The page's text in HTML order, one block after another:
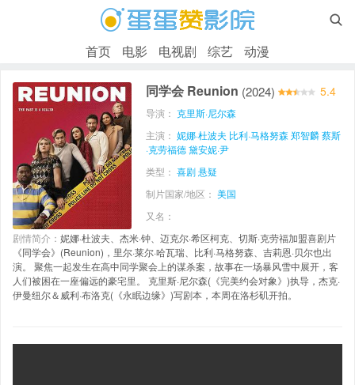

首页 电影 电视剧 综艺 动漫
同学会 Reunion (2024) 5.4
导演： 克里斯·尼尔森
主演： 妮娜·杜波夫 比利·马格努森郑智麟蔡斯
·克劳福德黛安妮·尹
类型： 喜剧悬疑
制片国家/地区： 美国
又名：
剧情简介： 妮娜·杜波夫、杰米·钟、迈克尔·希区柯克、切斯·克劳福加盟喜剧片
《同学会》(Reunion)，里尔·莱尔·哈瓦瑞、比利·马格努森、吉莉恩·贝尔也出
演。 聚焦一起发生在高中同学聚会上的谋杀案，故事在一场暴风雪中展开，客
人们被困在一座偏远的豪宅里。 克里斯·尼尔森(《完美约会对象》)执导，杰克·
伊曼纽尔＆威利·布洛克(《永眠边缘》)写剧本，本周在洛杉矶开拍。